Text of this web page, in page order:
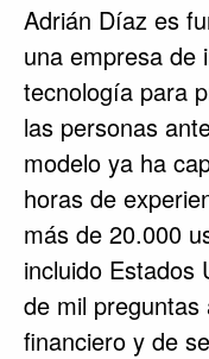
Adrián Díaz es
una empresa de
tecnología para
las personas
modelo ya ha
horas de
más de 20.000
incluido
de mil
financiero y de